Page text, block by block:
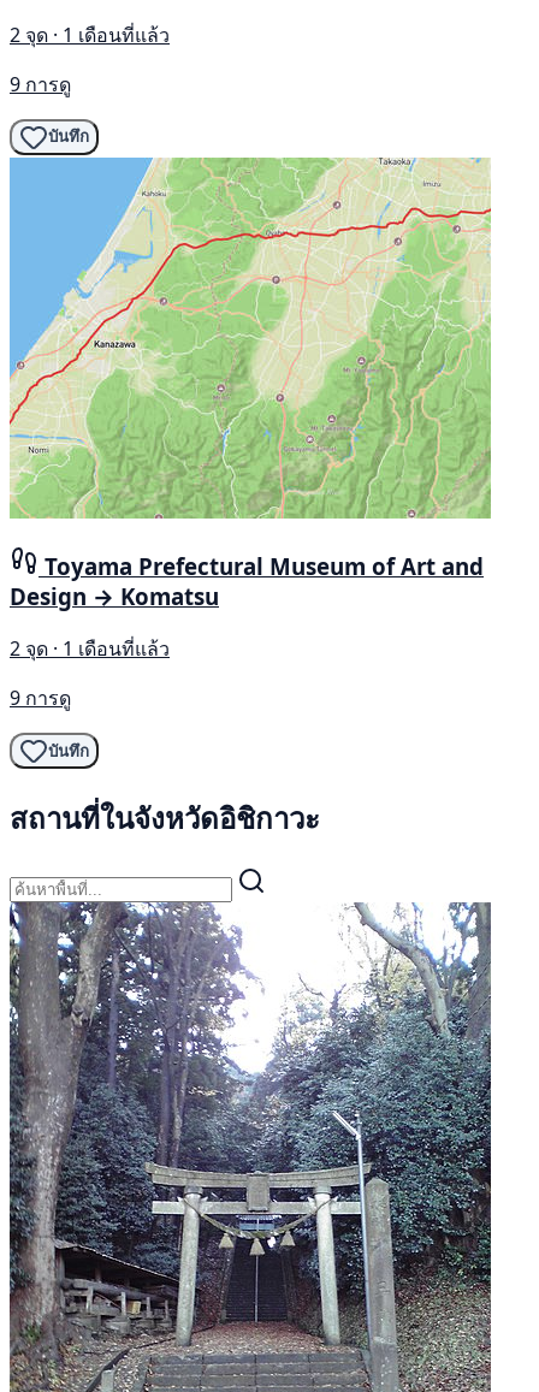
2 จุด · 1 เดือนที่แล้ว
9 การดู
บันทึก
Toyama Prefectural Museum of Art and
Design → Komatsu
2 จุด · 1 เดือนที่แล้ว
9 การดู
บันทึก
สถานที่ในจังหวัดอิชิกาวะ